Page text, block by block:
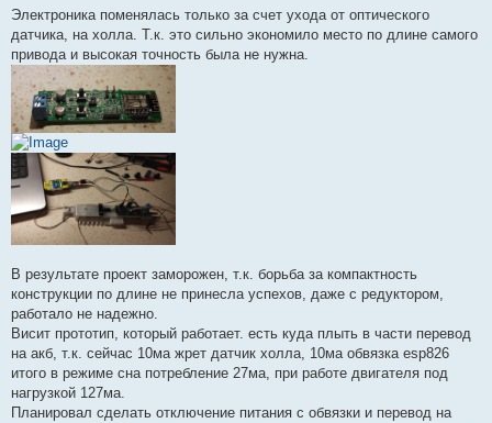
Электроника поменялась только за счет ухода от оптического
датчика, на холла. Т.к. это сильно экономило место по длине самого
привода и высокая точность была не нужна.
В результате проект заморожен, т.к. борьба за компактность
конструкции по длине не принесла успехов, даже с редуктором,
работало не надежно.
Висит прототип, который работает. есть куда плыть в части перевод
на акб, т.к. сейчас 10ма жрет датчик холла, 10ма обвязка esp826
итого в режиме сна потребление 27ма, при работе двигателя под
нагрузкой 127ма.
Планировал сделать отключение питания с обвязки и перевод на